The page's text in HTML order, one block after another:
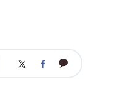
트 페 카